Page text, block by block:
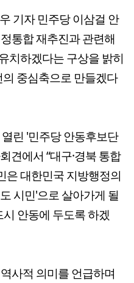
기자 민주당 이삼걸 안
통합 재추진과 관련해
치하겠다는 구상을 밝히
중심축으로 만들겠다
린 '민주당 안동후보단
견에서 “대구·경북 통합
은 대한민국 지방행정의
시민'으로 살아가게 될
안동에 두도록 하겠
사적 의미를 언급하며